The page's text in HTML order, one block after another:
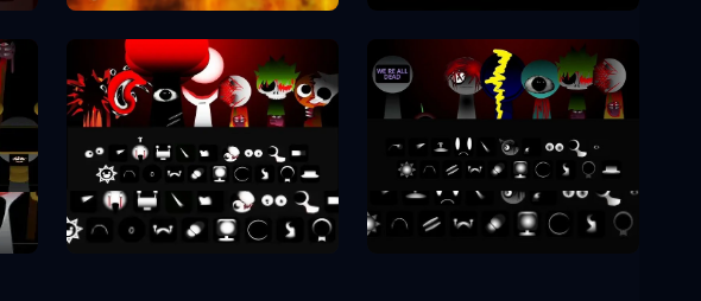
Sprunki Phase 8 Sprunki Phase 9